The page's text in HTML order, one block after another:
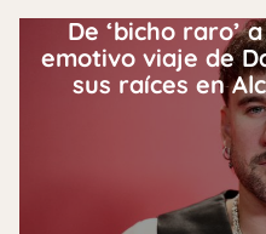
De ‘bicho raro’
emotivo viaje de
sus raíces en